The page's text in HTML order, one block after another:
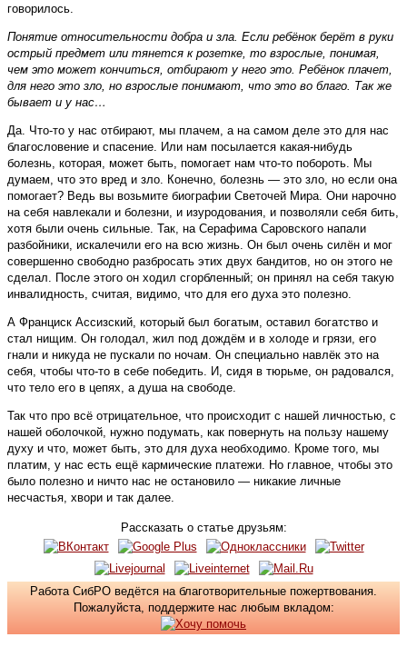
говорилось.
Понятие относительности добра и зла. Если ребёнок берёт в руки
острый предмет или тянется к розетке, то взрослые, понимая,
чем это может кончиться, отбирают у него это. Ребёнок плачет,
для него это зло, но взрослые понимают, что это во благо. Так же
бывает и у нас…
Да. Что-то у нас отбирают, мы плачем, а на самом деле это для нас
благословение и спасение. Или нам посылается какая-нибудь
болезнь, которая, может быть, помогает нам что-то побороть. Мы
думаем, что это вред и зло. Конечно, болезнь — это зло, но если она
помогает? Ведь вы возьмите биографии Светочей Мира. Они нарочно
на себя навлекали и болезни, и изуродования, и позволяли себя бить,
хотя были очень сильные. Так, на Серафима Саровского напали
разбойники, искалечили его на всю жизнь. Он был очень силён и мог
совершенно свободно разбросать этих двух бандитов, но он этого не
сделал. После этого он ходил сгорбленный; он принял на себя такую
инвалидность, считая, видимо, что для его духа это полезно.
А Франциск Ассизский, который был богатым, оставил богатство и
стал нищим. Он голодал, жил под дождём и в холоде и грязи, его
гнали и никуда не пускали по ночам. Он специально навлёк это на
себя, чтобы что-то в себе победить. И, сидя в тюрьме, он радовался,
что тело его в цепях, а душа на свободе.
Так что про всё отрицательное, что происходит с нашей личностью, с
нашей оболочкой, нужно подумать, как повернуть на пользу нашему
духу и что, может быть, это для духа необходимо. Кроме того, мы
платим, у нас есть ещё кармические платежи. Но главное, чтобы это
было полезно и ничто нас не остановило — никакие личные
несчастья, хвори и так далее.
Рассказать о статье друзьям:
Работа СибРО ведётся на благотворительные пожертвования.
Пожалуйста, поддержите нас любым вкладом: